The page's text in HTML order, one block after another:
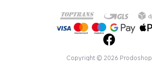
Copyright © 2026 Prodoshop